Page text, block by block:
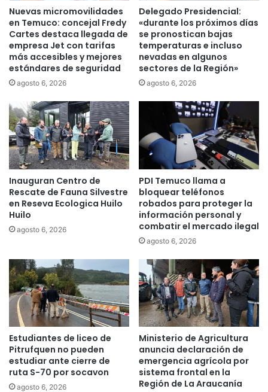
I
I
p
a
r
q
u
e
e
x
t
e
n
d
a
p
l
a
n
a
l
m
0
m
u
n
i
c
i
n
e
s
d
e
e
s
c
o
p
e
a
e
n
T
ú
a
Nuevas micromovilidades
en Temuco: concejal Fredy
Cartes destaca llegada de
empresa Jet con tarifas
más accesibles y mejores
estándares de seguridad
agosto 6, 2026
Delegado Presidencial:
«durante los próximos días
se pronostican bajas
temperaturas e incluso
nevadas en algunos
sectores de la Región»
agosto 6, 2026
Inauguran Centro de
Rescate de Fauna Silvestre
en Reseva Ecologica Huilo
Huilo
agosto 6, 2026
PDI Temuco llama a
bloquear teléfonos
robados para proteger la
información personal y
combatir el mercado ilegal
agosto 6, 2026
Estudiantes de liceo de
Pitrufquen no pueden
estudiar ante cierre de
ruta S-70 por socavon
agosto 6, 2026
Ministerio de Agricultura
anuncia declaración de
emergencia agrícola por
sistema frontal en la
Región de La Araucanía